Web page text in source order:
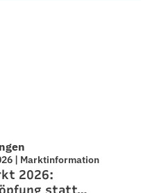
| Marktinformation
2026: